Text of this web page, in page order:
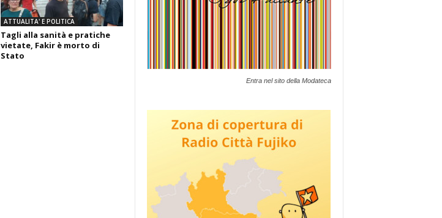
ATTUALITA' E POLITICA
Tagli alla sanità e pratiche
vietate, Fakir è morto di
Stato
Entra nel sito della Modateca